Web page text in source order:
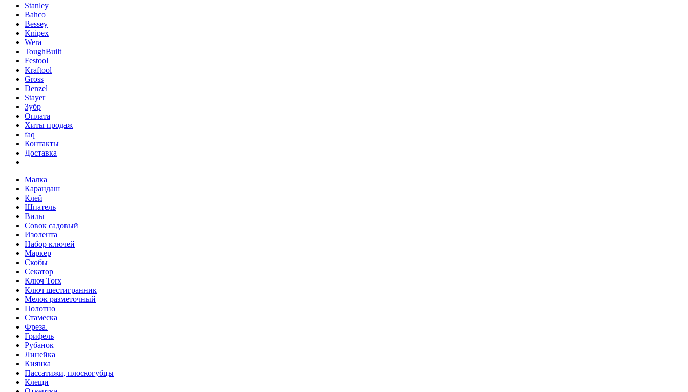
Stanley
Bahco
Bessey
Knipex
Wera
ToughBuilt
Festool
Kraftool
Gross
Denzel
Stayer
Зубр
Оплата
Хиты продаж
faq
Контакты
Доставка
Малка
Карандаш
Клей
Шпатель
Вилы
Совок садовый
Изолента
Набор ключей
Маркер
Скобы
Секатор
Ключ Torx
Ключ шестигранник
Мелок разметочный
Полотно
Стамеска
Фреза.
Грифель
Рубанок
Линейка
Киянка
Пассатижи, плоскогубцы
Клещи